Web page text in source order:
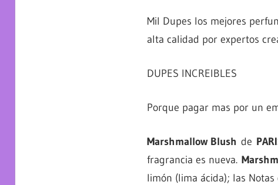
Mil Dupes los mejores
alta calidad por expertos
DUPES INCREIBLES
Porque pagar mas por un
Marshmallow Blush de
fragrancia es nueva.
limón (lima ácida); las